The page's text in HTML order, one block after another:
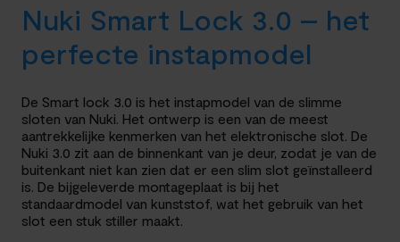
Nuki Smart Lock 3.0 – het
perfecte instapmodel
De Smart lock 3.0 is het instapmodel van de slimme
sloten van Nuki. Het ontwerp is een van de meest
aantrekkelijke kenmerken van het elektronische slot. De
Nuki 3.0 zit aan de binnenkant van je deur, zodat je van de
buitenkant niet kan zien dat er een slim slot geïnstalleerd
is. De bijgeleverde montageplaat is bij het
standaardmodel van kunststof, wat het gebruik van het
slot een stuk stiller maakt.